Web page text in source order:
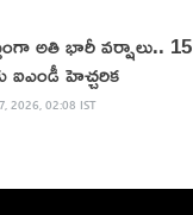
అతి భారీ వర్షాలు.. 15
ఐఎండీ హెచ్చరిక
2026, 02:08 IST